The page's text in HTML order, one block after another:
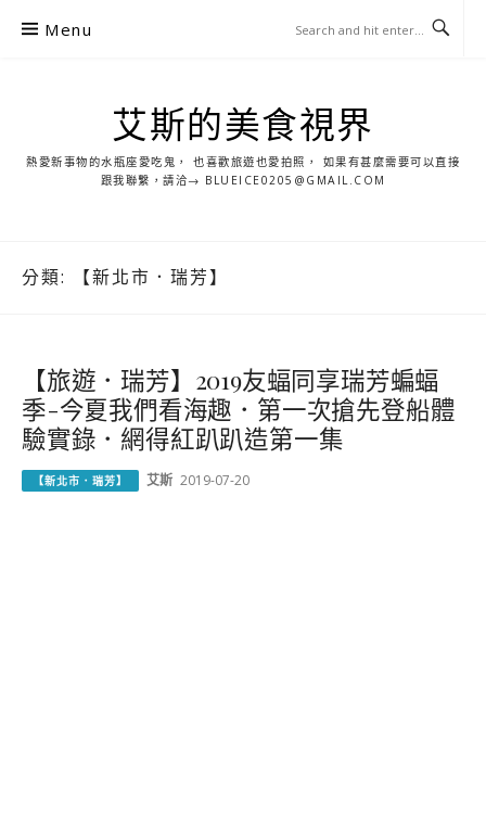
Menu
艾斯的美食視界
熱愛新事物的水瓶座愛吃鬼， 也喜歡旅遊也愛拍照， 如果有甚麼需要可以直接
跟我聯繫，請洽→ BLUEICE0205@GMAIL.COM
分類: 【新北市．瑞芳】
【旅遊．瑞芳】2019友蝠同享瑞芳蝙蝠
季-今夏我們看海趣．第一次搶先登船體
驗實錄．網得紅趴趴造第一集
【新北市．瑞芳】 艾斯 2019-07-20